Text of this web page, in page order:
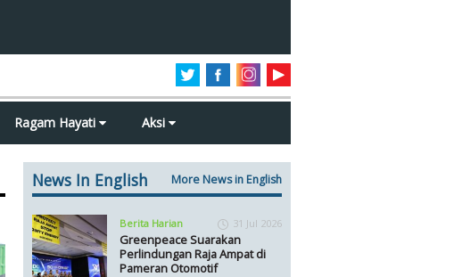
Ragam Hayati Aksi
News In English More News in English
Berita Harian 31 Jul 2026
Greenpeace Suarakan
Perlindungan Raja Ampat di
Pameran Otomotif